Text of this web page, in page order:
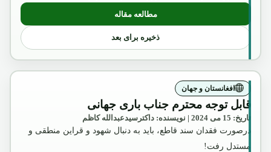
مطالعه مقاله: یادی از مرحوم شهزاده احمدشاه ظاهر
ذخیره برای بعد
افغانستان و جهان
قابل توجه محترم جناب باری جهانی
تاریخ: 15 می 2024 | نویسنده: داکترسیدعبدالله کاظم
درصورت فقدان سند قاطع، باید به دنبال شهود و قراین منطقی و
مستدل رفت!